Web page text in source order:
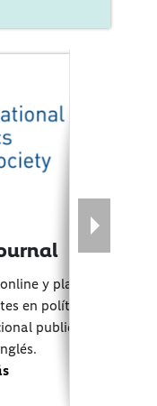
y plataforma
en política
publicado por la